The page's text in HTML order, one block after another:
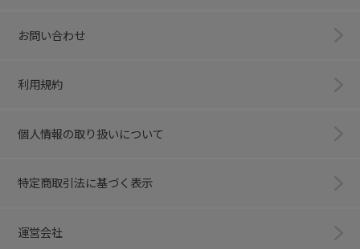
お問い合わせ
利用規約
個人情報の取り扱いについて
特定商取引法に基づく表示
運営会社